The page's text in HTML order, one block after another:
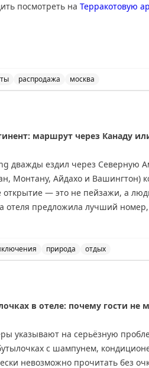
посмотреть на Терракотовую
распродажа москва
маршрут через Канаду
дважды ездил через Северную
Монтану, Айдахо и Вашингтон)
открытие — это не пейзажи, а
отеля предложила лучший
Вавы или Муз-Джо. Если
открытий.
природа отдых
в отеле: почему гости не
указывают на серьёзную
с шампунем,
невозможно прочитать без